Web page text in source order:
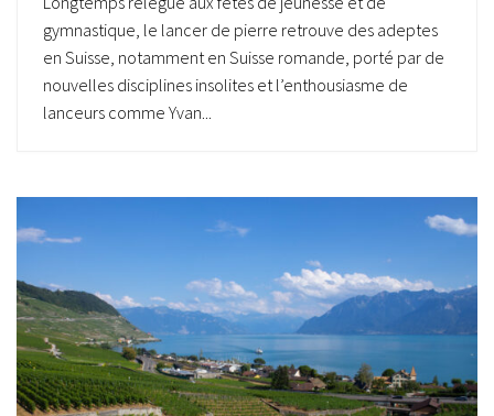
gymnastique, le lancer de pierre retrouve des adeptes
en Suisse, notamment en Suisse romande, porté par de
nouvelles disciplines insolites et l’enthousiasme de
lanceurs comme Yvan...